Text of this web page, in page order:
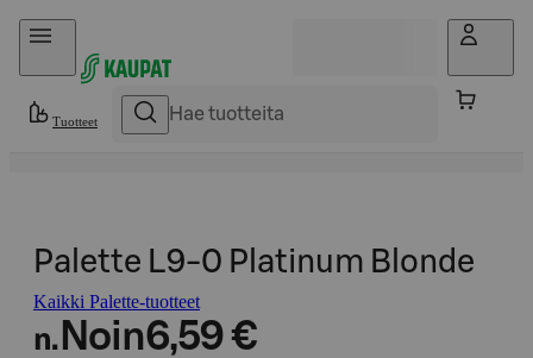
Hyppää sisältöön
Tuotteet
Palette L9-0 Platinum Blonde
Kaikki Palette-tuotteet
n. Noin6,59 €